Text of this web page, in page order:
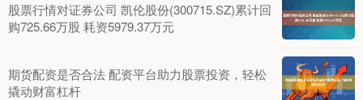
股票行情对证券公司 凯伦股份(300715.SZ)累计回
购725.66万股 耗资5979.37万元
期货配资是否合法 配资平台助力股票投资，轻松
撬动财富杠杆